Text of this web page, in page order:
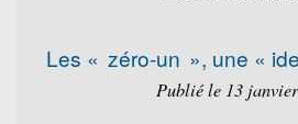
Les « zéro-un », une «
Publié le 13